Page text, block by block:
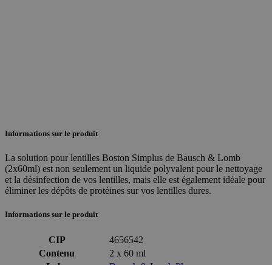
Informations sur le produit
La solution pour lentilles Boston Simplus de Bausch & Lomb
(2x60ml) est non seulement un liquide polyvalent pour le nettoyage
et la désinfection de vos lentilles, mais elle est également idéale pour
éliminer les dépôts de protéines sur vos lentilles dures.
Informations sur le produit
CIP
4656542
Contenu
2 x 60 ml